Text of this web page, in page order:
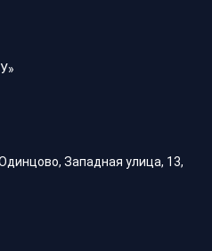
Западная улица, 13,